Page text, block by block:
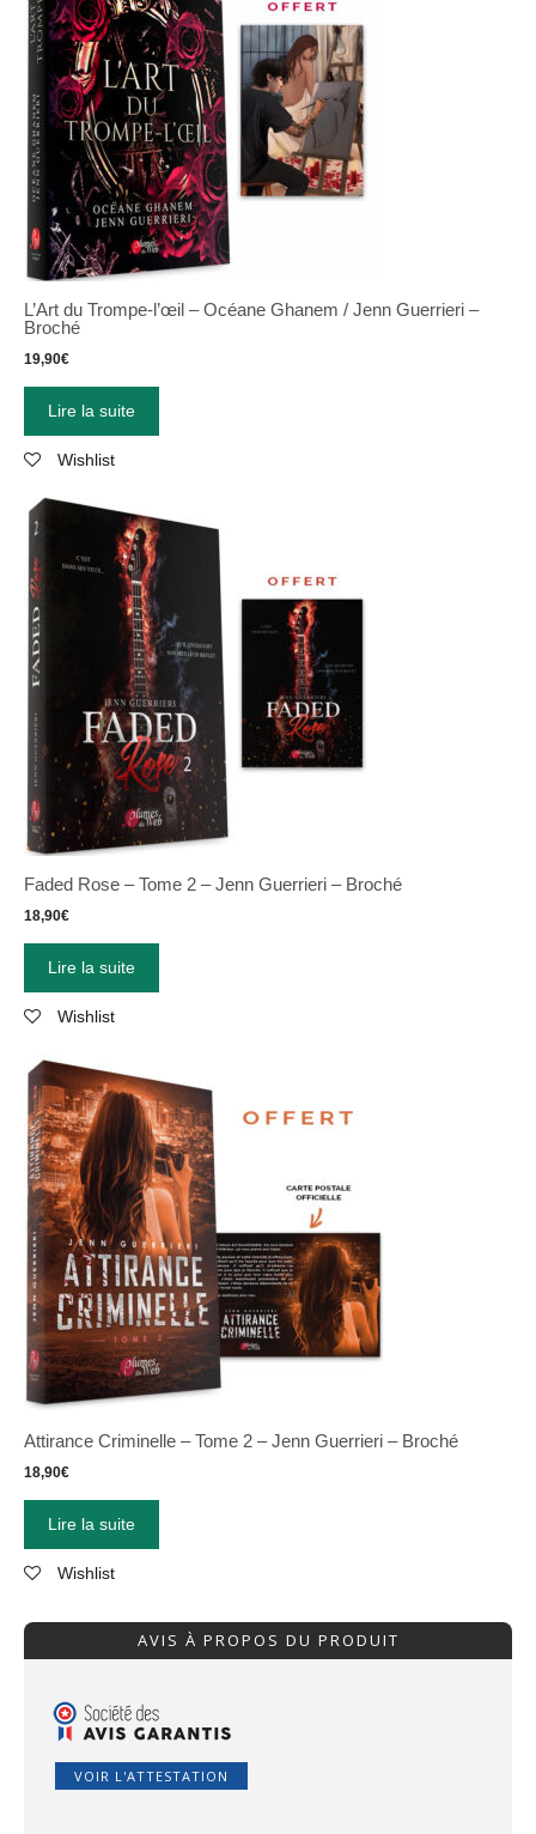
L’Art du Trompe-l’œil – Océane Ghanem / Jenn Guerrieri –
Broché
19,90€
Lire la suite
Wishlist
Faded Rose – Tome 2 – Jenn Guerrieri – Broché
18,90€
Lire la suite
Wishlist
Attirance Criminelle – Tome 2 – Jenn Guerrieri – Broché
18,90€
Lire la suite
Wishlist
AVIS À PROPOS DU PRODUIT
VOIR L'ATTESTATION